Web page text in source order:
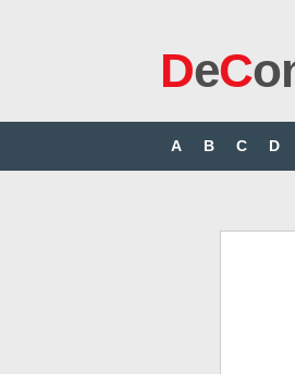
DeC
A B C D